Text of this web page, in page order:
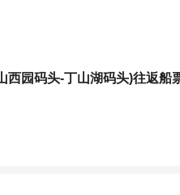
西园码头-丁山湖码头)往返船